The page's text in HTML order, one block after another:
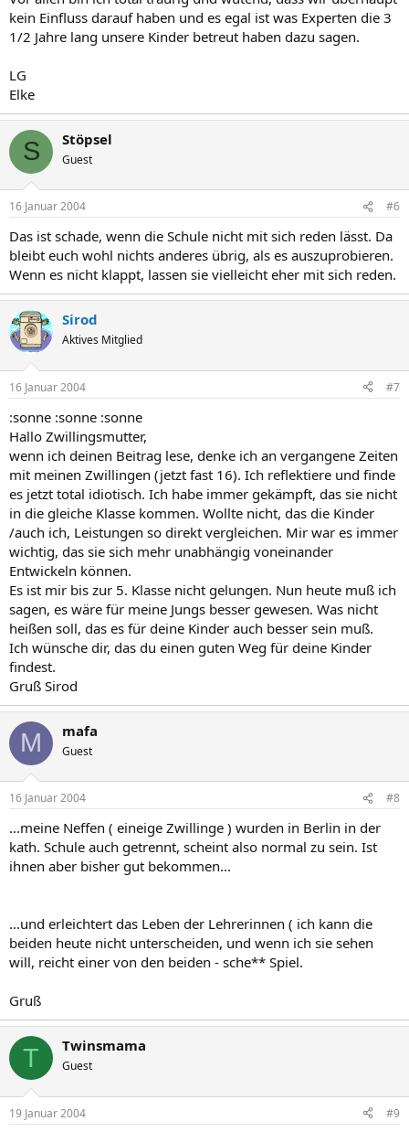
kein Einfluss darauf haben und es egal ist was Experten die 3
1/2 Jahre lang unsere Kinder betreut haben dazu sagen.
LG
Elke
S Stöpsel
Guest
16 Januar 2004 #6
Das ist schade, wenn die Schule nicht mit sich reden lässt. Da
bleibt euch wohl nichts anderes übrig, als es auszuprobieren.
Wenn es nicht klappt, lassen sie vielleicht eher mit sich reden.
Sirod
Aktives Mitglied
16 Januar 2004 #7
:sonne :sonne :sonne
Hallo Zwillingsmutter,
wenn ich deinen Beitrag lese, denke ich an vergangene Zeiten
mit meinen Zwillingen (jetzt fast 16). Ich reflektiere und finde
es jetzt total idiotisch. Ich habe immer gekämpft, das sie nicht
in die gleiche Klasse kommen. Wollte nicht, das die Kinder
/auch ich, Leistungen so direkt vergleichen. Mir war es immer
wichtig, das sie sich mehr unabhängig voneinander
Entwickeln können.
Es ist mir bis zur 5. Klasse nicht gelungen. Nun heute muß ich
sagen, es wäre für meine Jungs besser gewesen. Was nicht
heißen soll, das es für deine Kinder auch besser sein muß.
Ich wünsche dir, das du einen guten Weg für deine Kinder
findest.
Gruß Sirod
M mafa
Guest
16 Januar 2004 #8
...meine Neffen ( eineige Zwillinge ) wurden in Berlin in der
kath. Schule auch getrennt, scheint also normal zu sein. Ist
ihnen aber bisher gut bekommen...
...und erleichtert das Leben der Lehrerinnen ( ich kann die
beiden heute nicht unterscheiden, und wenn ich sie sehen
will, reicht einer von den beiden - sche** Spiel.
Gruß
T Twinsmama
Guest
19 Januar 2004 #9